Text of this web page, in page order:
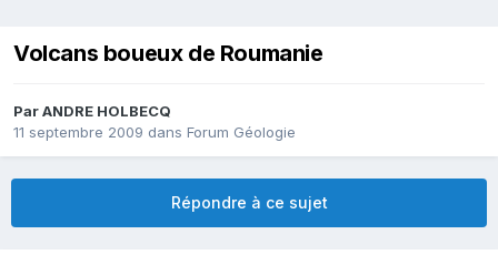
Volcans boueux de Roumanie
ParANDRE HOLBECQ
11 septembre 2009 dans Forum Géologie
Répondre à ce sujet